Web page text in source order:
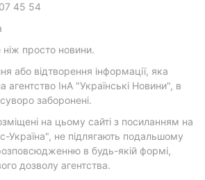
45 54
просто новини.
або відтворення інформації, яка
агентство ІнА "Українські Новини", в
заборонені.
на цьому сайті з посиланням на
Україна", не підлягають подальшому
в будь-якій формі,
дозволу агентства.